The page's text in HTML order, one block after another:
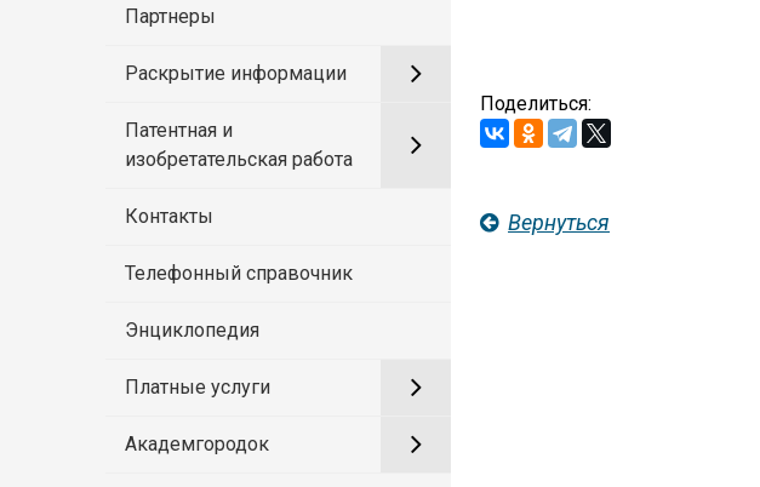
Партнеры
Раскрытие информации
Патентная и
изобретательская работа
Контакты
Телефонный справочник
Энциклопедия
Платные услуги
Академгородок
Поделиться:
Вернуться